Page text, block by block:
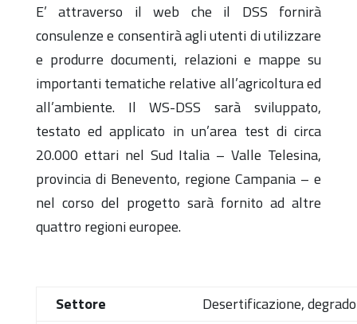
E’ attraverso il web che il DSS fornirà
consulenze e consentirà agli utenti di utilizzare
e produrre documenti, relazioni e mappe su
importanti tematiche relative all’agricoltura ed
all’ambiente. Il WS-DSS sarà sviluppato,
testato ed applicato in un’area test di circa
20.000 ettari nel Sud Italia – Valle Telesina,
provincia di Benevento, regione Campania – e
nel corso del progetto sarà fornito ad altre
quattro regioni europee.
Settore Desertificazione,